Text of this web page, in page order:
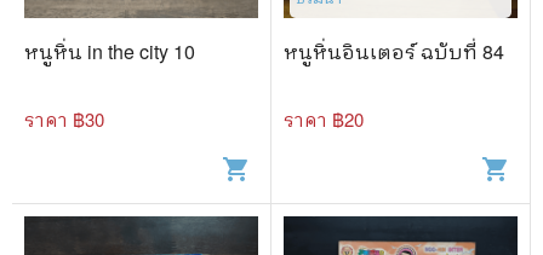
หนูหิ่น in the city 10
ราคา ฿30
shopping_cart
หนูหิ่นอินเตอร์ ฉบับที่ 84
ราคา ฿20
shopping_cart
📕 นิตยสาร
🎲 Board Game